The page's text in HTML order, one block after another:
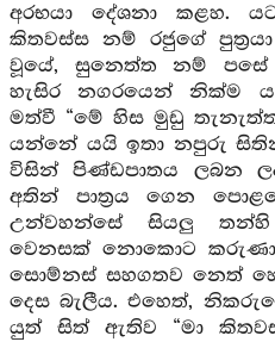
අරභයා දේශනා කළහ.
කිතවස්ස නම් රජුගේ
වූයේ, සුනෙත්ත නම්
හැසිර නගරයෙන් නික්ම
මත්වී “මේ හිස මුඩු
යන්නේ යයි ඉතා නපුරු
විසින් පිණ්ඩපාතය ලබන
අතින් පාත්‍රය ගෙන
උන්වහන්සේ සියලු
වෙනසක් නොකොට
සොම්නස් සහගතව නෙත්
දෙස බැලීය. එහෙත්,
යුත් සිත් ඇතිව “මා